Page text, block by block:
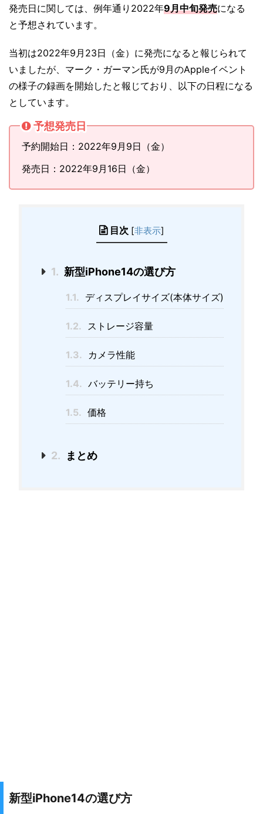
発売日に関しては、例年通り2022年9月中旬発売になる
と予想されています。
当初は2022年9月23日（金）に発売になると報じられて
いましたが、マーク・ガーマン氏が9月のAppleイベント
の様子の録画を開始したと報じており、以下の日程になる
としています。
予想発売日
予約開始日：2022年9月9日（金）
発売日：2022年9月16日（金）
目次 [非表示]
1. 新型iPhone14の選び方
1.1. ディスプレイサイズ(本体サイズ)
1.2. ストレージ容量
1.3. カメラ性能
1.4. バッテリー持ち
1.5. 価格
2. まとめ
新型iPhone14の選び方